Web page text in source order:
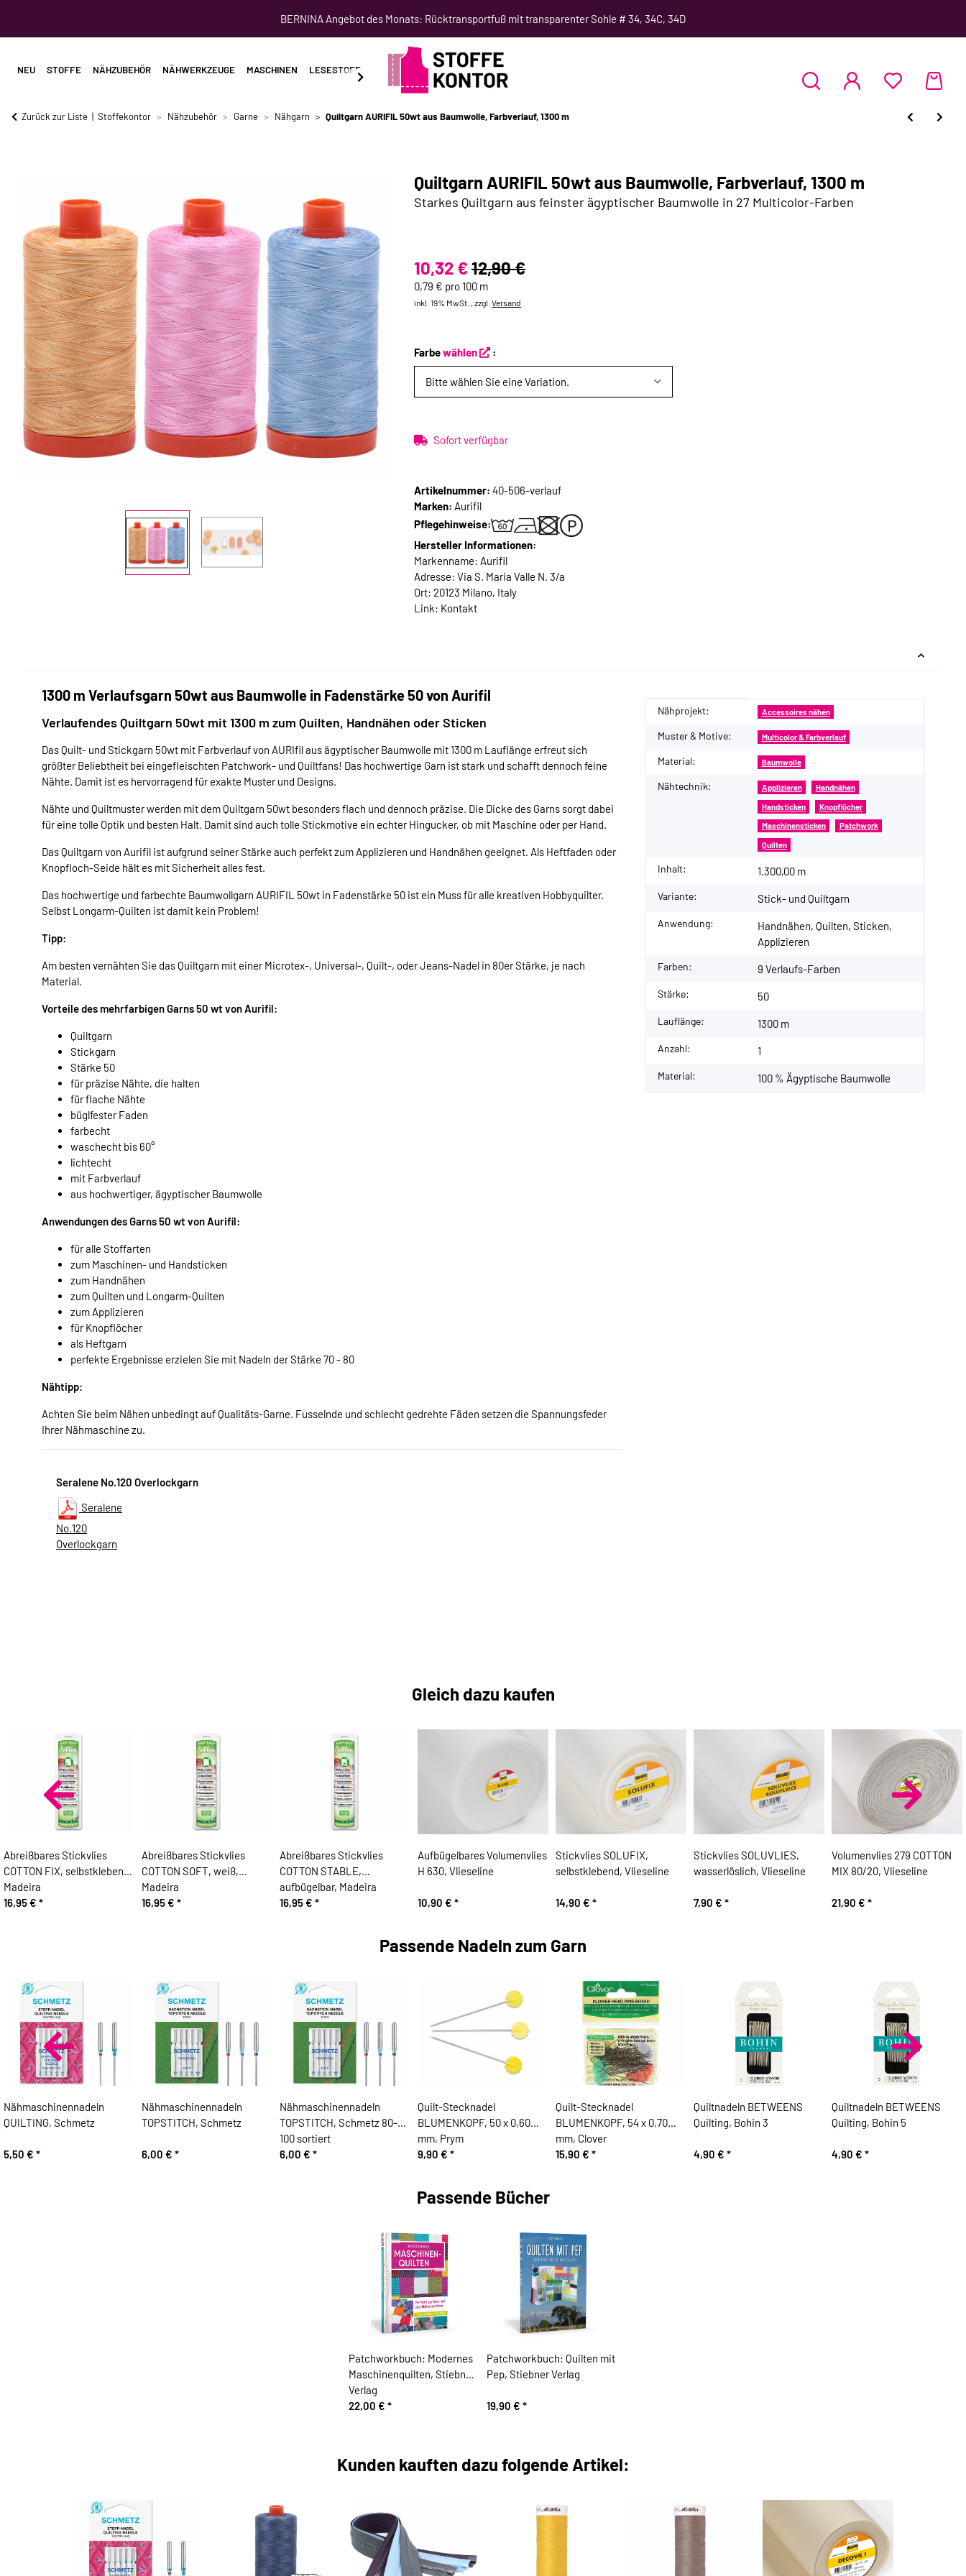
BERNINA Angebot des Monats: Rücktransportfuß mit transparenter Sohle # 34, 34C, 34D
NEU STOFFE NÄHZUBEHÖR NÄHWERKZEUGE MASCHINEN LESESTOFF SCHNITTMUSTER NÄHKURSE
Zurück zur Liste Stoffekontor Nähzubehör Garne Nähgarn Quiltgarn AURIFIL 50wt aus Baumwolle, Farbverlauf, 1300 m
Quiltgarn AURIFIL 50wt aus Baumwolle, Farbverlauf, 1300 m
Starkes Quiltgarn aus feinster ägyptischer Baumwolle in 27 Multicolor-Farben
10,32 € 12,90 €
0,79 € pro 100 m
inkl. 19% MwSt. , zzgl. Versand
Farbewählen :
Bitte wählen Sie eine Variation.
Sofort verfügbar
Artikelnummer: 40-506-verlauf
Marken: Aurifil
Pflegehinweise:
Hersteller Informationen:
Markenname: Aurifil
Adresse: Via S. Maria Valle N. 3/a
Ort: 20123 Milano, Italy
Link: Kontakt
1300 m Verlaufsgarn 50wt aus Baumwolle in Fadenstärke 50 von Aurifil
Verlaufendes Quiltgarn 50wt mit 1300 m zum Quilten, Handnähen oder Sticken
Das Quilt- und Stickgarn 50wt mit Farbverlauf von AURIfil aus ägyptischer Baumwolle mit 1300 m Lauflänge erfreut sich
größter Beliebtheit bei eingefleischten Patchwork- und Quiltfans! Das hochwertige Garn ist stark und schafft dennoch feine
Nähte. Damit ist es hervorragend für exakte Muster und Designs.
Nähte und Quiltmuster werden mit dem Quiltgarn 50wt besonders flach und dennoch präzise. Die Dicke des Garns sorgt dabei
für eine tolle Optik und besten Halt. Damit sind auch tolle Stickmotive ein echter Hingucker, ob mit Maschine oder per Hand.
Das Quiltgarn von Aurifil ist aufgrund seiner Stärke auch perfekt zum Applizieren und Handnähen geeignet. Als Heftfaden oder
Knopfloch-Seide hält es mit Sicherheit alles fest.
Das hochwertige und farbechte Baumwollgarn AURIFIL 50wt in Fadenstärke 50 ist ein Muss für alle kreativen Hobbyquilter.
Selbst Longarm-Quilten ist damit kein Problem!
Tipp:
Am besten vernähten Sie das Quiltgarn mit einer Microtex-, Universal-, Quilt-, oder Jeans-Nadel in 80er Stärke, je nach
Material.
Vorteile des mehrfarbigen Garns 50 wt von Aurifil:
Quiltgarn
Stickgarn
Stärke 50
für präzise Nähte, die halten
für flache Nähte
büglfester Faden
farbecht
waschecht bis 60°
lichtecht
mit Farbverlauf
aus hochwertiger, ägyptischer Baumwolle
Anwendungen des Garns 50 wt von Aurifil:
für alle Stoffarten
zum Maschinen- und Handsticken
zum Handnähen
zum Quilten und Longarm-Quilten
zum Applizieren
für Knopflöcher
als Heftgarn
perfekte Ergebnisse erzielen Sie mit Nadeln der Stärke 70 - 80
Nähtipp:
Achten Sie beim Nähen unbedingt auf Qualitäts-Garne. Fusselnde und schlecht gedrehte Fäden setzen die Spannungsfeder
Ihrer Nähmaschine zu.
Seralene No.120 Overlockgarn
Seralene
No.120
Overlockgarn
Produkteigenschaft
Wert
Nähprojekt: Accessoires nähen
Muster & Motive: Multicolor & Farbverlauf
Material: Baumwolle
Nähtechnik: Applizieren Handnähen
Handsticken Knopflöcher
Maschinensticken Patchwork
Quilten
Inhalt: 1.300,00 m
Variante: Stick- und Quiltgarn
Anwendung:
Handnähen, Quilten, Sticken,
Applizieren
Farben: 9 Verlaufs-Farben
Stärke: 50
Lauflänge: 1300 m
Anzahl: 1
Material: 100 % Ägyptische Baumwolle
Gleich dazu kaufen
Abreißbares Stickvlies
COTTON FIX, selbstklebend,
Madeira
16,95 € *
Abreißbares Stickvlies
COTTON SOFT, weiß,
Madeira
16,95 € *
Abreißbares Stickvlies
COTTON STABLE,
aufbügelbar, Madeira
16,95 € *
Aufbügelbares Volumenvlies
H 630, Vlieseline
10,90 € *
Stickvlies SOLUFIX,
selbstklebend, Vlieseline
14,90 € *
Stickvlies SOLUVLIES,
wasserlöslich, Vlieseline
7,90 € *
Volumenvlies 279 COTTON
MIX 80/20, Vlieseline
21,90 € *
Passende Nadeln zum Garn
Nähmaschinennadeln
QUILTING, Schmetz
5,50 € *
Nähmaschinennadeln
TOPSTITCH, Schmetz
6,00 € *
Nähmaschinennadeln
TOPSTITCH, Schmetz 80-
100 sortiert
6,00 € *
Quilt-Stecknadel
BLUMENKOPF, 50 x 0,60
mm, Prym
9,90 € *
Quilt-Stecknadel
BLUMENKOPF, 54 x 0,70
mm, Clover
15,90 € *
Quiltnadeln BETWEENS
Quilting, Bohin 3
4,90 € *
Quiltnadeln BETWEENS
Quilting, Bohin 5
4,90 € *
Passende Bücher
Patchworkbuch: Modernes
Maschinenquilten, Stiebner
Verlag
22,00 € *
Patchworkbuch: Quilten mit
Pep, Stiebner Verlag
19,90 € *
Kunden kauften dazu folgende Artikel: